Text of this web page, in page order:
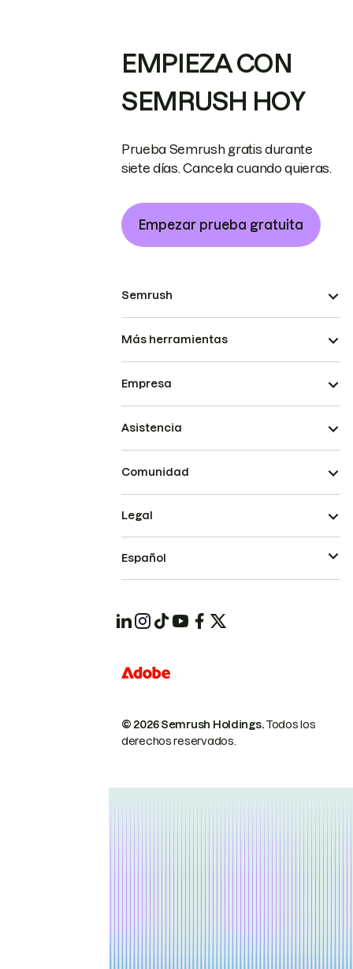
EMPIEZA CON
SEMRUSH HOY
Prueba Semrush gratis durante
siete días. Cancela cuando quieras.
Empezar prueba gratuita
Semrush
Más herramientas
Empresa
Asistencia
Comunidad
© 2026 Semrush Holdings.Todos los
derechos reservados.
Legal
Español